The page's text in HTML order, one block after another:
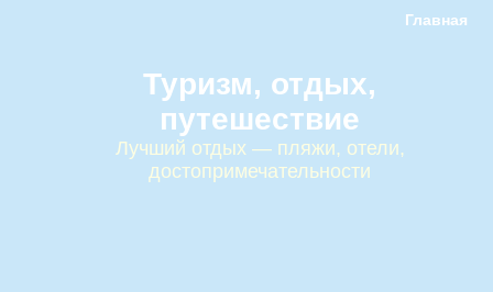
Главная
Туризм, отдых,
путешествие
Лучший отдых — пляжи, отели,
достопримечательности